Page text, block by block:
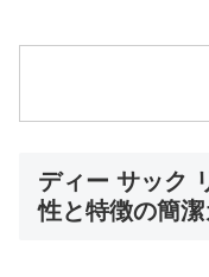
ディー サック
性と特徴の簡